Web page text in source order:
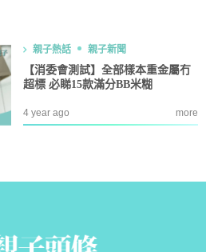
親子熱話 親子新聞
【消委會測試】全部樣本重金屬冇
超標 必睇15款滿分BB米糊
4 year ago more